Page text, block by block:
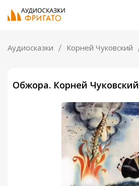
Аудиосказки Корней Чуковский
Обжора. Корней Чуковский